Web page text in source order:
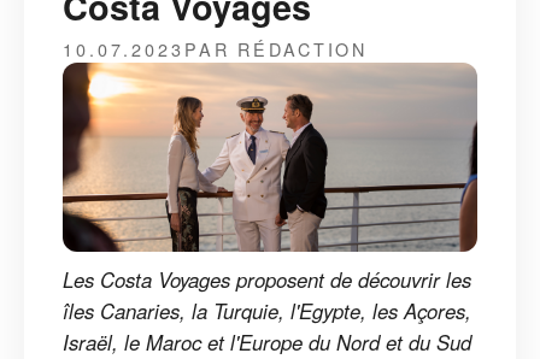
10.07.2023PAR RÉDACTION
Les Costa Voyages proposent de découvrir les
îles Canaries, la Turquie, l'Egypte, les Açores,
Israël, le Maroc et l'Europe du Nord et du Sud